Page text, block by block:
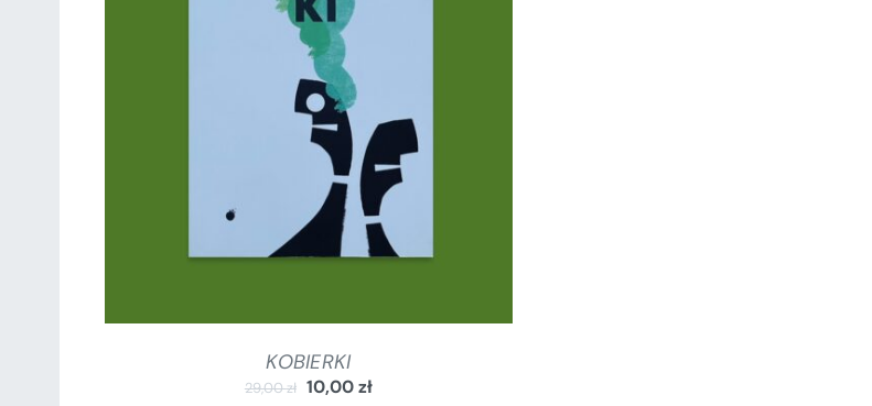
DODAJ DO KOSZYKA
KOBIERKI
29,00zł 10,00zł